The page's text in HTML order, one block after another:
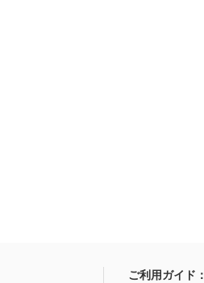
ご利用ガイド：